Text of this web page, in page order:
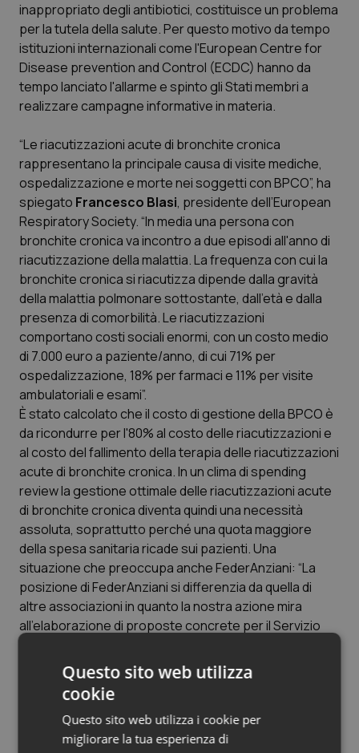
Molise
Piemonte
Provincia Autonoma di Bolzano
Provincia Autonoma di Trento
Puglia
Sardegna
Sicilia
Toscana
Umbria
Valle D’Aosta
Veneto
Epatiti
HIV
Infezioni & Febbre
Ipertensione & Scompenso
Malattie rare
Malattia di Crohn & Rettocolite Ulcerosa
Neuroscienze & patologie neurodegenerative
Obesità
Oftalmologia
Oncodermatologia
Oncoematologia
Oncologia & Nutrizione
Psoriasi & pelle
Quotidiano Cardiologia
Quotidiano Chirurgia
Quotidiano Pediatria
Rene & patologie urogenitali
inappropriato degli antibiotici, costituisce un problema
per la tutela della salute. Per questo motivo da tempo
istituzioni internazionali come l'European Centre for
Disease prevention and Control (ECDC) hanno da
tempo lanciato l'allarme e spinto gli Stati membri a
realizzare campagne informative in materia.
“Le riacutizzazioni acute di bronchite cronica
rappresentano la principale causa di visite mediche,
ospedalizzazione e morte nei soggetti con BPCO”, ha
spiegato Francesco Blasi, presidente dell’European
Respiratory Society. “In media una persona con
bronchite cronica va incontro a due episodi all'anno di
riacutizzazione della malattia. La frequenza con cui la
bronchite cronica si riacutizza dipende dalla gravità
della malattia polmonare sottostante, dall'età e dalla
presenza di comorbilità. Le riacutizzazioni
comportano costi sociali enormi, con un costo medio
di 7.000 euro a paziente/anno, di cui 71% per
ospedalizzazione, 18% per farmaci e 11% per visite
ambulatoriali e esami”.
È stato calcolato che il costo di gestione della BPCO è
da ricondurre per l'80% al costo delle riacutizzazioni e
al costo del fallimento della terapia delle riacutizzazioni
acute di bronchite cronica. In un clima di spending
review la gestione ottimale delle riacutizzazioni acute
di bronchite cronica diventa quindi una necessità
assoluta, soprattutto perché una quota maggiore
della spesa sanitaria ricade sui pazienti. Una
situazione che preoccupa anche FederAnziani: “La
posizione di FederAnziani si differenzia da quella di
altre associazioni in quanto la nostra azione mira
all’elaborazione di proposte concrete per il Servizio
diritto alla salute dei cittadini con le esigenze
imprescindibili di sostenibilità del sistema”, ha spiegato
Roberto Messina
fine lavoriamo con la Corte di Giustizia Popolare per il
Diritto alla Salute, organismo nazionale di FederAnziani
Questo sito web utilizza
cookie
Questo sito web utilizza i cookie per
migliorare la tua esperienza di